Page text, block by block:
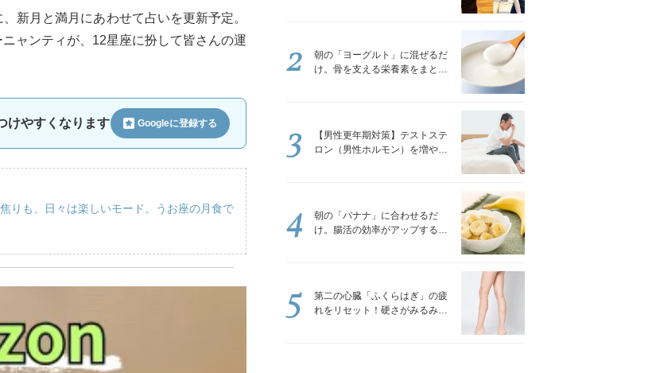
新月と満月にあわせて占いを更新予定。
ャンティが、12星座に扮して皆さんの運
けやすくなります Googleに登録する
りも、日々は楽しいモード。うお座の月食で
朝の「ヨーグルト」に混ぜるだ
け。骨を支える栄養素をまとめ
2
【男性更年期対策】テストステ
ロン（男性ホルモン）を増やす
3
朝の「バナナ」に合わせるだ
け。腸活の効率がアップする食
4
第二の心臓「ふくらはぎ」の疲
れをリセット！硬さがみるみる
5